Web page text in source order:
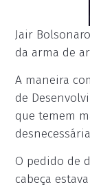
Jair
da arma de
A maneira
de
que temem
O pedido de
cabeça